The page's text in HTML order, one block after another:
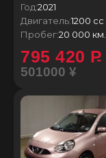
Год:2021
Двигатель:1200 сс
Пробег:20 000 км.
795 420 P
501000 ¥